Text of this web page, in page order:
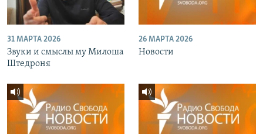
31 МАРТА 2026
Звуки и смыслы му Милоша
Штедроня
26 МАРТА 2026
Новости